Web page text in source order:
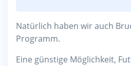
Natürlich haben wir auch
Programm.
Eine günstige Möglichkeit,